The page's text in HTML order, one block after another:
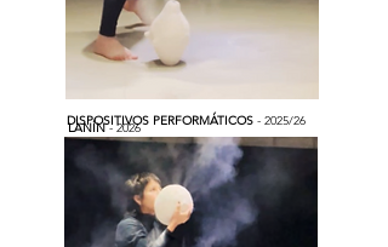
DISPOSITIVOS PERFORMÁTICOS - 2025/26
LANÍN- 2026